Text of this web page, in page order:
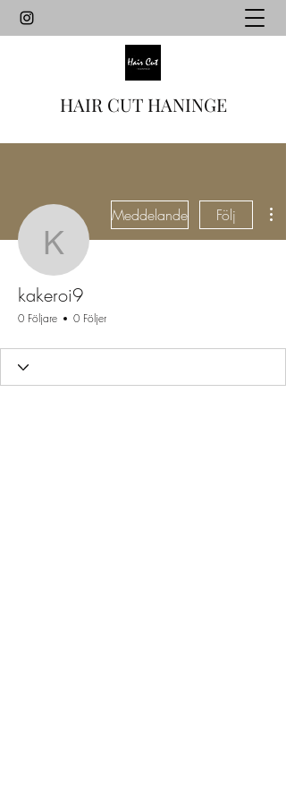
HAIR CUT HANINGE
kakeroi9
Meddelande Följ
kakeroi9
0 Följare 0 Följer